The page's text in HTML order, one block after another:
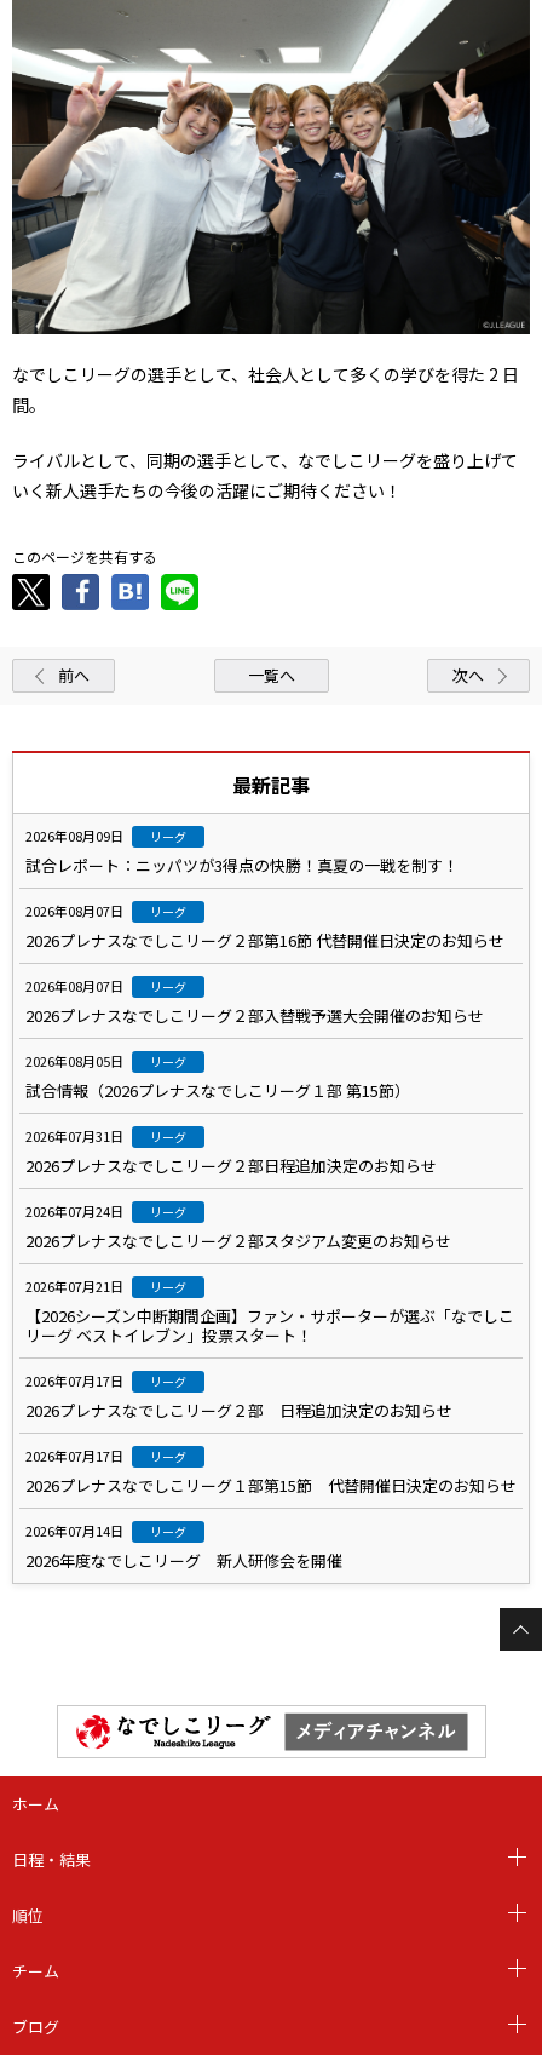
なでしこリーグの選手として、社会人として多くの学びを得た 2 日
間。
ライバルとして、同期の選手として、なでしこリーグを盛り上げて
いく新人選手たちの今後の活躍にご期待ください！
このページを共有する
前へ 一覧へ 次へ
最新記事
2026年08月09日 リーグ
試合レポート：ニッパツが3得点の快勝！真夏の一戦を制す！
2026年08月07日 リーグ
2026プレナスなでしこリーグ２部第16節 代替開催日決定のお知らせ
2026年08月07日 リーグ
2026プレナスなでしこリーグ２部入替戦予選大会開催のお知らせ
2026年08月05日 リーグ
試合情報（2026プレナスなでしこリーグ１部 第15節）
2026年07月31日 リーグ
2026プレナスなでしこリーグ２部日程追加決定のお知らせ
2026年07月24日 リーグ
2026プレナスなでしこリーグ２部スタジアム変更のお知らせ
2026年07月21日 リーグ
【2026シーズン中断期間企画】ファン・サポーターが選ぶ「なでしこ
リーグ ベストイレブン」投票スタート！
2026年07月17日 リーグ
2026プレナスなでしこリーグ２部 日程追加決定のお知らせ
2026年07月17日 リーグ
2026プレナスなでしこリーグ１部第15節 代替開催日決定のお知らせ
2026年07月14日 リーグ
2026年度なでしこリーグ 新人研修会を開催
ホーム
日程・結果
順位
チーム
ブログ